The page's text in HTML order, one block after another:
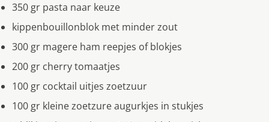
350 gr pasta naar keuze
kippenbouillonblok met minder zout
300 gr magere ham reepjes of blokjes
200 gr cherry tomaatjes
100 gr cocktail uitjes zoetzuur
100 gr kleine zoetzure augurkjes in stukjes